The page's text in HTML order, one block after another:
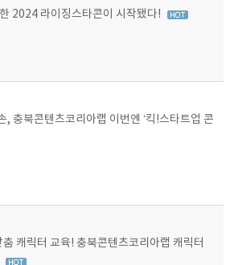
2024 라이징스타콘이 시작됐다!
, 충북콘텐츠코리아랩 이번엔 ‘킥!스타트업 콘
춤 캐릭터 교육! 충북콘텐츠코리아랩 캐릭터